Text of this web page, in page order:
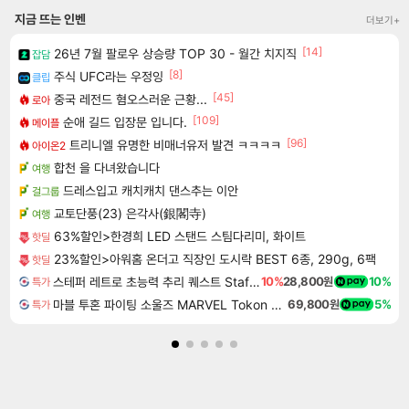
지금 뜨는 인벤 더보기+
잡담 26년 7월 팔로우 상승량 TOP 30 - 월간 치지직 [14]
클립 주식 UFC라는 우정잉 [8]
로아 중국 레전드 혐오스러운 근황... [45]
메이플 순애 길드 입장문 입니다. [109]
아이온2 트리니엘 유명한 비매너유저 발견 ㅋㅋㅋㅋ
[96]
여행 합천 을 다녀왔습니다
걸그룹 드레스입고 캐치캐치 댄스추는 이안
여행 교토단풍(23) 은각사(銀閣寺)
핫딜 63%할인>한경희 LED 스탠드 스팀다리미, 화이트
핫딜 23%할인>아워홈 온더고 직장인 도시락 BEST 6종, 290g, 6팩
특가 스테퍼 레트로 초능력 추리 퀘스트 Staffer Retro A Supernatural Mystery Quest10%28,800원 10%
특가 마블 투혼 파이팅 소울즈 MARVEL Tokon Fighting Souls 69,800원 5%